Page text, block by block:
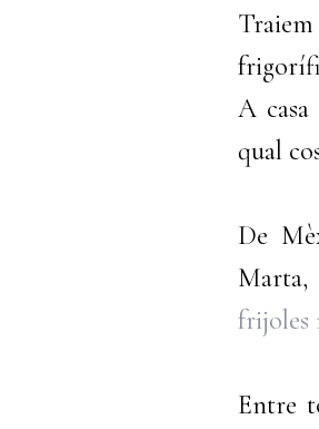
A
qual
De
Marta,
frijoles
Entre